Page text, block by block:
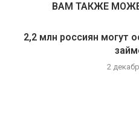
ВАМ ТАКЖЕ
2,2 млн россиян могут
2